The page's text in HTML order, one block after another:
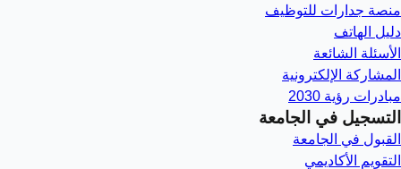
منصة جدارات للتوظيف
دليل الهاتف
الأسئلة الشائعة
المشاركة الإلكترونية
مبادرات رؤية 2030
التسجيل في الجامعة
القبول في الجامعة
التقويم الأكاديمي